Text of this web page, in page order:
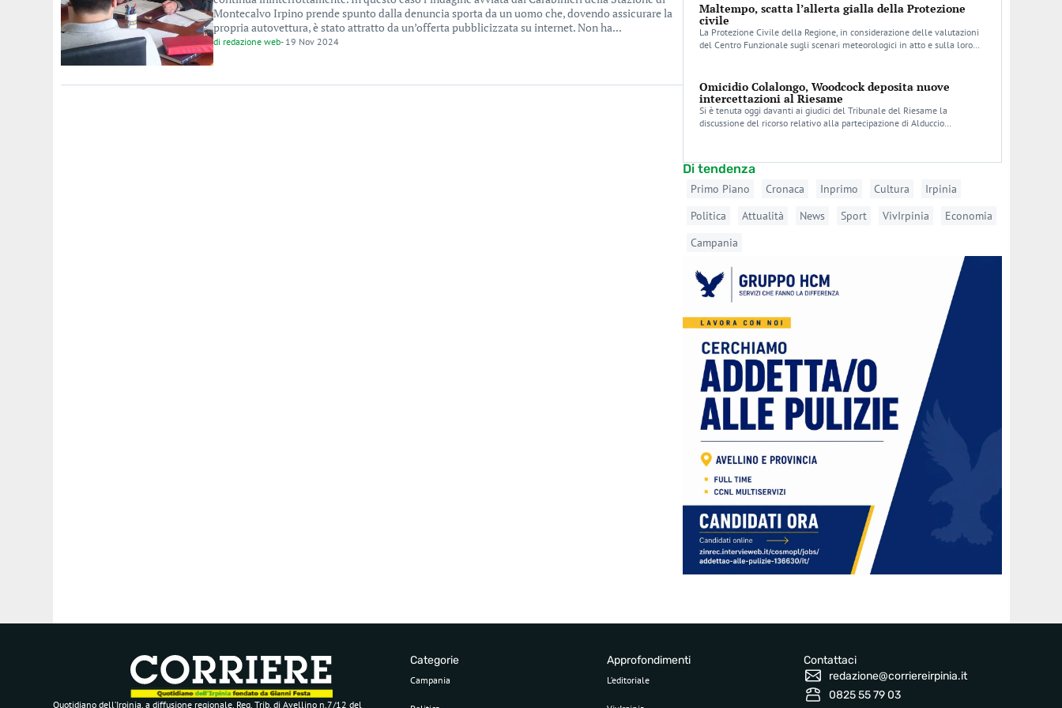
Montecalvo Irpino prende spunto dalla denuncia sporta da un uomo che, dovendo assicurare la
propria autovettura, è stato attratto da un’offerta pubblicizzata su internet. Non ha...
di redazione web- 19 Nov 2024
Maltempo, scatta l’allerta gialla della Protezione
civile
La Protezione Civile della Regione, in considerazione delle valutazioni
del Centro Funzionale sugli scenari meteorologici in atto e sulla loro…
Omicidio Colalongo, Woodcock deposita nuove
intercettazioni al Riesame
Si è tenuta oggi davanti ai giudici del Tribunale del Riesame la
discussione del ricorso relativo alla partecipazione di Alduccio…
Di tendenza
Primo Piano Cronaca Inprimo Cultura
Irpinia
Politica
Attualità News Sport VivIrpinia
Economia
Campania
Quotidiano dell’Irpinia, a diffusione regionale. Reg. Trib. di Avellino n.7/12 del
Categorie
Campania
Approfondimenti
L’editoriale
Contattaci
redazione@corriereirpinia.it
0825 55 79 03